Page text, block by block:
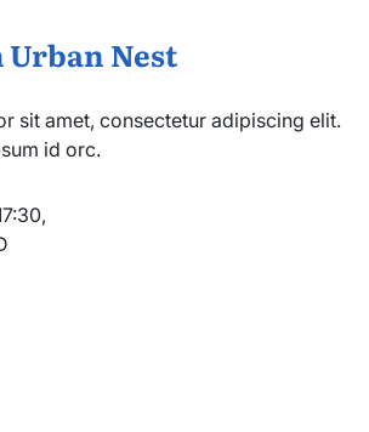
Nest
sit amet, consectetur adipiscing elit.
id orc.